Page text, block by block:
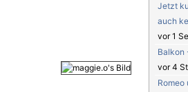
Jetzt
auch
vor 1
Balkon
vor 4
Romeo